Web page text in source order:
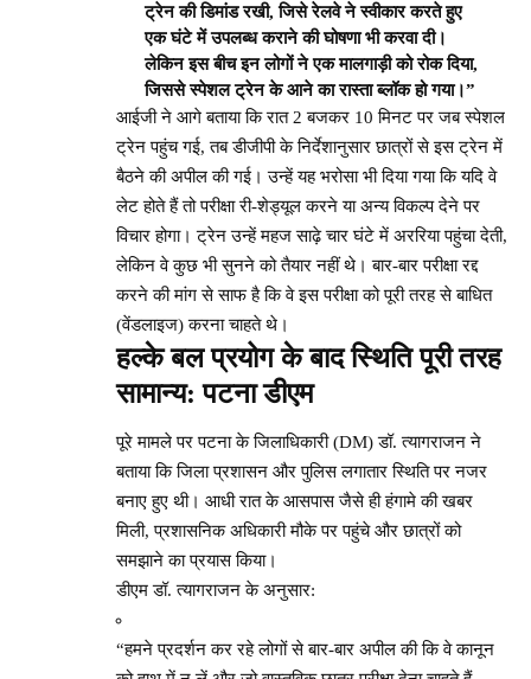
ट्रेन की डिमांड रखी, जिसे रेलवे ने स्वीकार करते हुए
एक घंटे में उपलब्ध कराने की घोषणा भी करवा दी।
लेकिन इस बीच इन लोगों ने एक मालगाड़ी को रोक दिया,
जिससे स्पेशल ट्रेन के आने का रास्ता ब्लॉक हो गया।”
आईजी ने आगे बताया कि रात 2 बजकर 10 मिनट पर जब स्पेशल
ट्रेन पहुंच गई, तब डीजीपी के निर्देशानुसार छात्रों से इस ट्रेन में
बैठने की अपील की गई। उन्हें यह भरोसा भी दिया गया कि यदि वे
लेट होते हैं तो परीक्षा री-शेड्यूल करने या अन्य विकल्प देने पर
विचार होगा। ट्रेन उन्हें महज साढ़े चार घंटे में अररिया पहुंचा देती,
लेकिन वे कुछ भी सुनने को तैयार नहीं थे। बार-बार परीक्षा रद्द
करने की मांग से साफ है कि वे इस परीक्षा को पूरी तरह से बाधित
(वेंडलाइज) करना चाहते थे।
हल्के बल प्रयोग के बाद स्थिति पूरी तरह
सामान्य: पटना डीएम
पूरे मामले पर पटना के जिलाधिकारी (DM) डॉ. त्यागराजन ने
बताया कि जिला प्रशासन और पुलिस लगातार स्थिति पर नजर
बनाए हुए थी। आधी रात के आसपास जैसे ही हंगामे की खबर
मिली, प्रशासनिक अधिकारी मौके पर पहुंचे और छात्रों को
समझाने का प्रयास किया।
डीएम डॉ. त्यागराजन के अनुसार:
“हमने प्रदर्शन कर रहे लोगों से बार-बार अपील की कि वे कानून